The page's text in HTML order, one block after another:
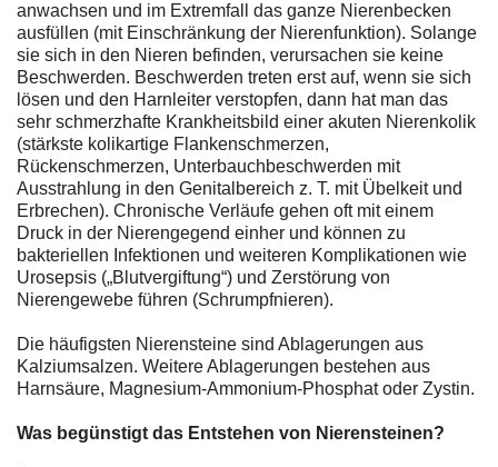
anwachsen und im Extremfall das ganze Nierenbecken
ausfüllen (mit Einschränkung der Nierenfunktion). Solange
sie sich in den Nieren befinden, verursachen sie keine
Beschwerden. Beschwerden treten erst auf, wenn sie sich
lösen und den Harnleiter verstopfen, dann hat man das
sehr schmerzhafte Krankheitsbild einer akuten Nierenkolik
(stärkste kolikartige Flankenschmerzen,
Rückenschmerzen, Unterbauchbeschwerden mit
Ausstrahlung in den Genitalbereich z. T. mit Übelkeit und
Erbrechen). Chronische Verläufe gehen oft mit einem
Druck in der Nierengegend einher und können zu
bakteriellen Infektionen und weiteren Komplikationen wie
Urosepsis („Blutvergiftung“) und Zerstörung von
Nierengewebe führen (Schrumpfnieren).
Die häufigsten Nierensteine sind Ablagerungen aus
Kalziumsalzen. Weitere Ablagerungen bestehen aus
Harnsäure, Magnesium-Ammonium-Phosphat oder Zystin.
Was begünstigt das Entstehen von Nierensteinen?